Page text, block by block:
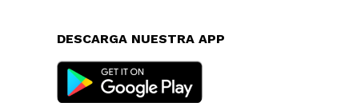
DESCARGA NUESTRA APP